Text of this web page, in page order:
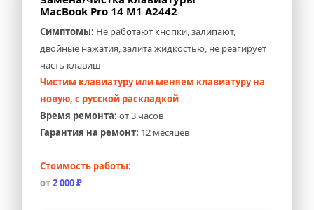
MacBook Pro 14 M1 A2442
Симптомы: Не работают кнопки, залипают,
двойные нажатия, залита жидкостью, не реагирует
часть клавиш
Чистим клавиатуру или меняем клавиатуру на
новую, с русской раскладкой
Время ремонта: от 3 часов
Гарантия на ремонт: 12 месяцев
Стоимость работы:
от 2 000 ₽